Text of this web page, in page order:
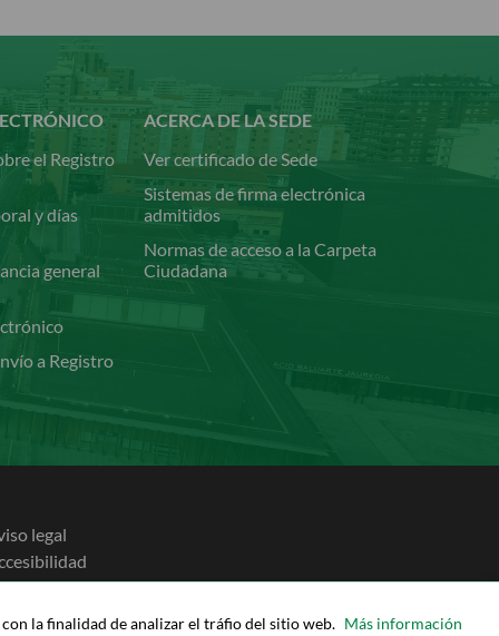
la finalidad de analizar el tráfio del sitio web. Más información
el Registro
y días
general
a Registro
ACERCA DE LA SEDE
Ver certificado de Sede
Sistemas de firma electrónica
admitidos
Normas de acceso a la Carpeta
Ciudadana
legal
de cookies
de privacidad